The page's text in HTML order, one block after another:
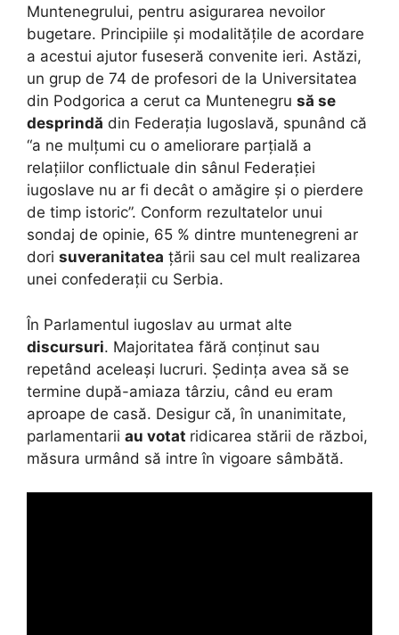
Muntenegrului, pentru asigurarea nevoilor
bugetare. Principiile și modalitățile de acordare
a acestui ajutor fuseseră convenite ieri. Astăzi,
un grup de 74 de profesori de la Universitatea
din Podgorica a cerut ca Muntenegru să se
desprindă din Federația Iugoslavă, spunând că
“a ne mulțumi cu o ameliorare parțială a
relațiilor conflictuale din sânul Federației
iugoslave nu ar fi decât o amăgire și o pierdere
de timp istoric”. Conform rezultatelor unui
sondaj de opinie, 65 % dintre muntenegreni ar
dori suveranitatea țării sau cel mult realizarea
unei confederații cu Serbia.
În Parlamentul iugoslav au urmat alte
discursuri. Majoritatea fără conținut sau
repetând aceleași lucruri. Ședința avea să se
termine după-amiaza târziu, când eu eram
aproape de casă. Desigur că, în unanimitate,
parlamentarii au votat ridicarea stării de război,
măsura urmând să intre în vigoare sâmbătă.